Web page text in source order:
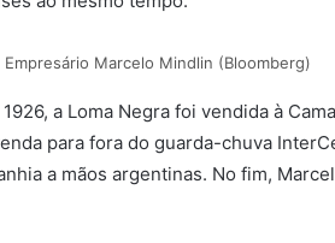
Empresário Marcelo Mindlin (Bloomberg)
a Loma Negra foi vendida à
para fora do guarda-chuva
a mãos argentinas. No fim,